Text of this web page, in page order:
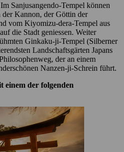
Sanjusangendo-Tempel können
der Kannon, der Göttin der
vom Kiyomizu-dera-Tempel aus
die Stadt geniessen. Weiter
Ginkaku-ji-Tempel (Silberner
Landschaftsgärten Japans
der an einem
Nanzen-ji-Schrein führt.
einem der folgenden